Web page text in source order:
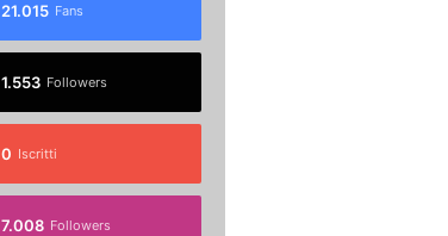
21.015 Fans
1.553 Followers
0 Iscritti
7.008 Followers